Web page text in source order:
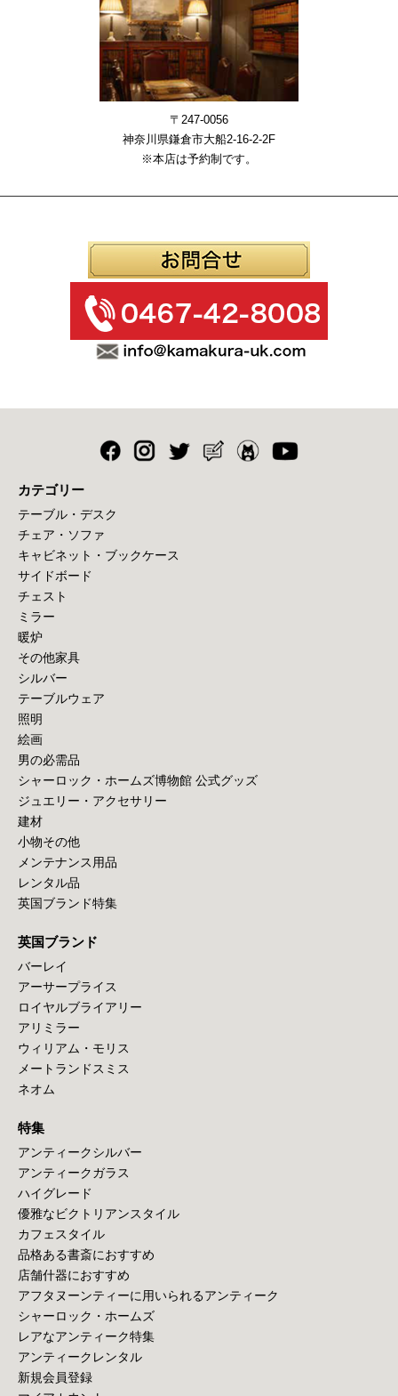
〒247-0056
神奈川県鎌倉市大船2-16-2-2F
※本店は予約制です。
カテゴリー
テーブル・デスク
チェア・ソファ
キャビネット・ブックケース
サイドボード
チェスト
ミラー
暖炉
その他家具
シルバー
テーブルウェア
照明
絵画
男の必需品
シャーロック・ホームズ博物館 公式グッズ
ジュエリー・アクセサリー
建材
小物その他
メンテナンス用品
レンタル品
英国ブランド特集
英国ブランド
バーレイ
アーサープライス
ロイヤルブライアリー
アリミラー
ウィリアム・モリス
メートランドスミス
ネオム
特集
アンティークシルバー
アンティークガラス
ハイグレード
優雅なビクトリアンスタイル
カフェスタイル
品格ある書斎におすすめ
店舗什器におすすめ
アフタヌーンティーに用いられるアンティーク
シャーロック・ホームズ
レアなアンティーク特集
アンティークレンタル
新規会員登録